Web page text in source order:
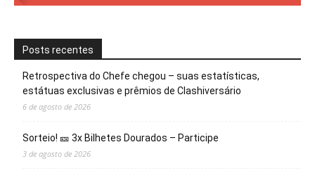
Posts recentes
Retrospectiva do Chefe chegou – suas estatísticas,
estátuas exclusivas e prêmios de Clashiversário
6 de agosto de 2026
Sorteio! 🎫 3x Bilhetes Dourados – Participe
3 de agosto de 2026